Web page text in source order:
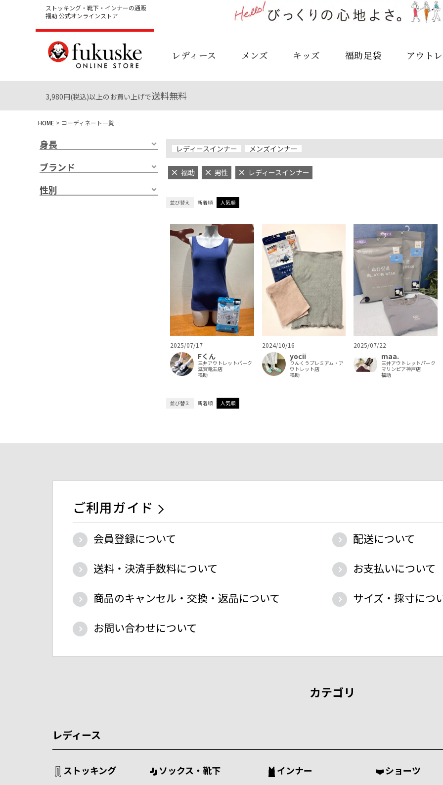
ストッキング・靴下・インナーの通販
福助 公式オンラインストア
レディース メンズ キッズ 福助足袋 アウト
3,980円(税込)以上のお買い上げで送料無料
HOME コーディネート一覧
身長
ブランド
性別
レディースインナー メンズインナー
福助 男性 レディースインナー
並び替え 新着順 人気順
2025/07/17
Fくん
三井アウトレットパーク
滋賀竜王店
福助
2024/10/16
yocii
りんくうプレミアム・ア
ウトレット店
福助
2025/07/22
maa.
三井アウトレットパーク
マリンピア神戸店
福助
並び替え 新着順 人気順
ご利用ガイド
会員登録について
配送について
送料・決済手数料について
お支払いについて
商品のキャンセル・交換・返品について
サイズ・採寸につ
お問い合わせについて
カテゴリ
レディース
ストッキング ソックス・靴下 インナー ショーツ